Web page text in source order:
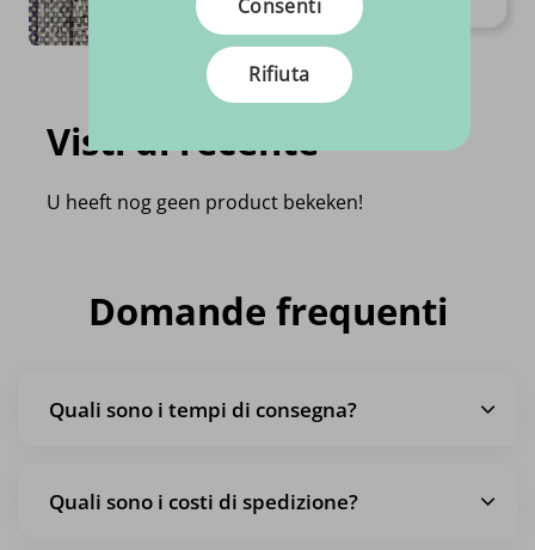
95 Per metro
Visti di recente
U heeft nog geen product bekeken!
Domande frequenti
Quali sono i tempi di consegna?
Quali sono i costi di spedizione?
Consenti
Rifiuta